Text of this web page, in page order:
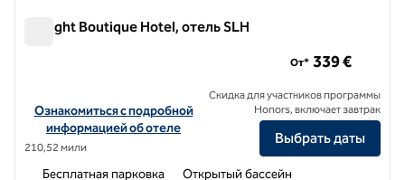
DeLight Boutique Hotel, отель SLH
Посмотреть информацию об отеле DeLight Boutique Hotel, a
Ознакомиться с подробной
информацией об отеле
210,52 мили
От* 339 €
Скидка для участников программы
Honors, включает завтрак
Выбрать даты
Бесплатная парковка Открытый бассейн